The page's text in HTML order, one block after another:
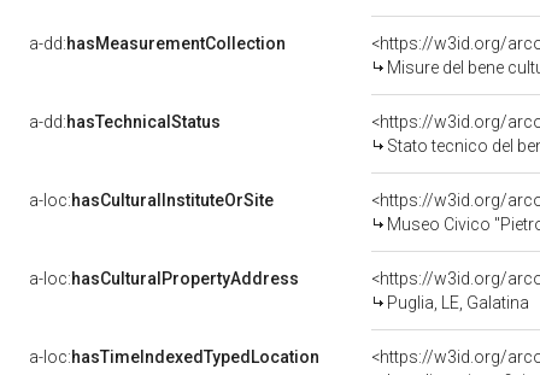
a-dd:hasMeasurementCollection
<https://w3id.org/
Misure del bene
a-dd:hasTechnicalStatus
<https://w3id.org/
Stato tecnico del
a-loc:hasCulturalInstituteOrSite
<https://w3id.org/
Museo Civico
a-loc:hasCulturalPropertyAddress
<https://w3id.org/
Puglia, LE, Galatina
a-loc:hasTimeIndexedTypedLocation
<https://w3id.org/